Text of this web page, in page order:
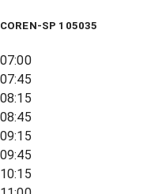
COREN-SP 105035
07:00
07:45
08:15
08:45
09:15
09:45
10:15